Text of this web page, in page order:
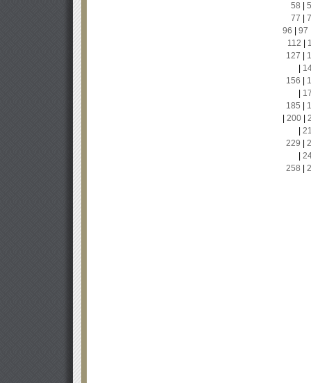
58
77
96
97
112
127
156
185
200|
229
258